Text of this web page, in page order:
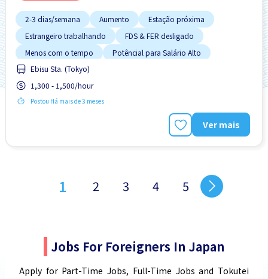
2-3 dias/semana Aumento
Estação próxima
Estrangeiro trabalhando
FDS & FER desligado
Menos com o tempo
Potêncial para Salário Alto
Preferência por Homens
Ebisu Sta. (Tokyo)
1,300 - 1,500/hour
Postou Há mais de 3 meses
Ver mais
1 2 3 4 5
Jobs For Foreigners In Japan
Apply for Part-Time Jobs, Full-Time Jobs and Tokutei